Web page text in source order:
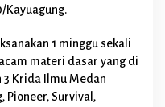
1 minggu sekali
materi dasar yang di
3 Krida Ilmu Medan
Pioneer, Survival,